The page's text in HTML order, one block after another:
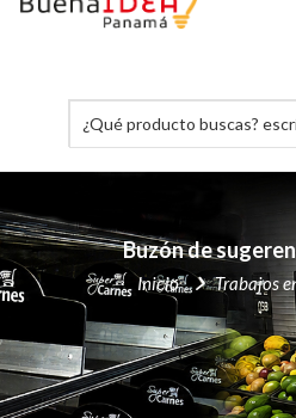
Buzón de
Inicio Trabajos